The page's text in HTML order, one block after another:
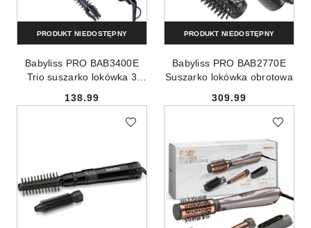
Babyliss PRO BAB3400E
Trio suszarko lokówka 3
Cena:
138.99
PRODUKT NIEDOSTĘPNY
Babyliss PRO BAB2770E
Suszarko lokówka obrotowa
Cena:
309.99
PRODUKT NIEDOSTĘPNY